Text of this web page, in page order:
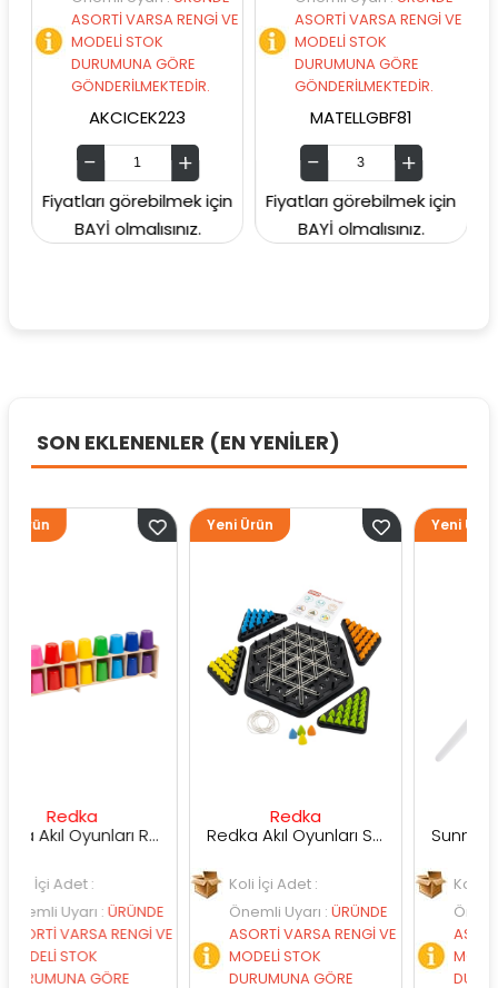
ASORTİ VARSA RENGİ VE
MODELİ STOK
DURUMUNA GÖRE
GÖNDERİLMEKTEDİR.
AKCICEK223
Fiyatları görebilmek için
BAYİ olmalısınız.
ASORTİ VARSA RENGİ VE
MODELİ STOK
DURUMUNA GÖRE
GÖNDERİLMEKTEDİR.
MATELLGBF81
Fiyatları görebilmek için
BAYİ olmalısınız.
SON EKLENENLER (EN YENİLER)
Redka Akıl Oyunları Renk Dedektifi Oyunu
:ÜRÜNDE
RENGİ VE
GÖRE
Redka Akıl Oyunları Strateji Üçgeni Oyunu
Koli İçi Adet :
Önemli Uyarı:ÜRÜNDE
ASORTİ VARSA RENGİ VE
MODELİ STOK
DURUMUNA GÖRE
Yeni Ürün
Koli İçi Adet :
Önemli Uyarı
ASORTİ VARSA
MODELİ STOK
DURUMUNA
Yeni Ürün